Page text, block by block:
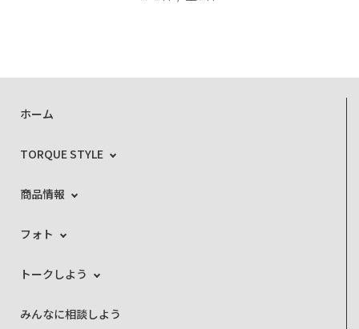
ホーム
TORQUE STYLE
商品情報
フォト
トークしよう
みんなに相談しよう